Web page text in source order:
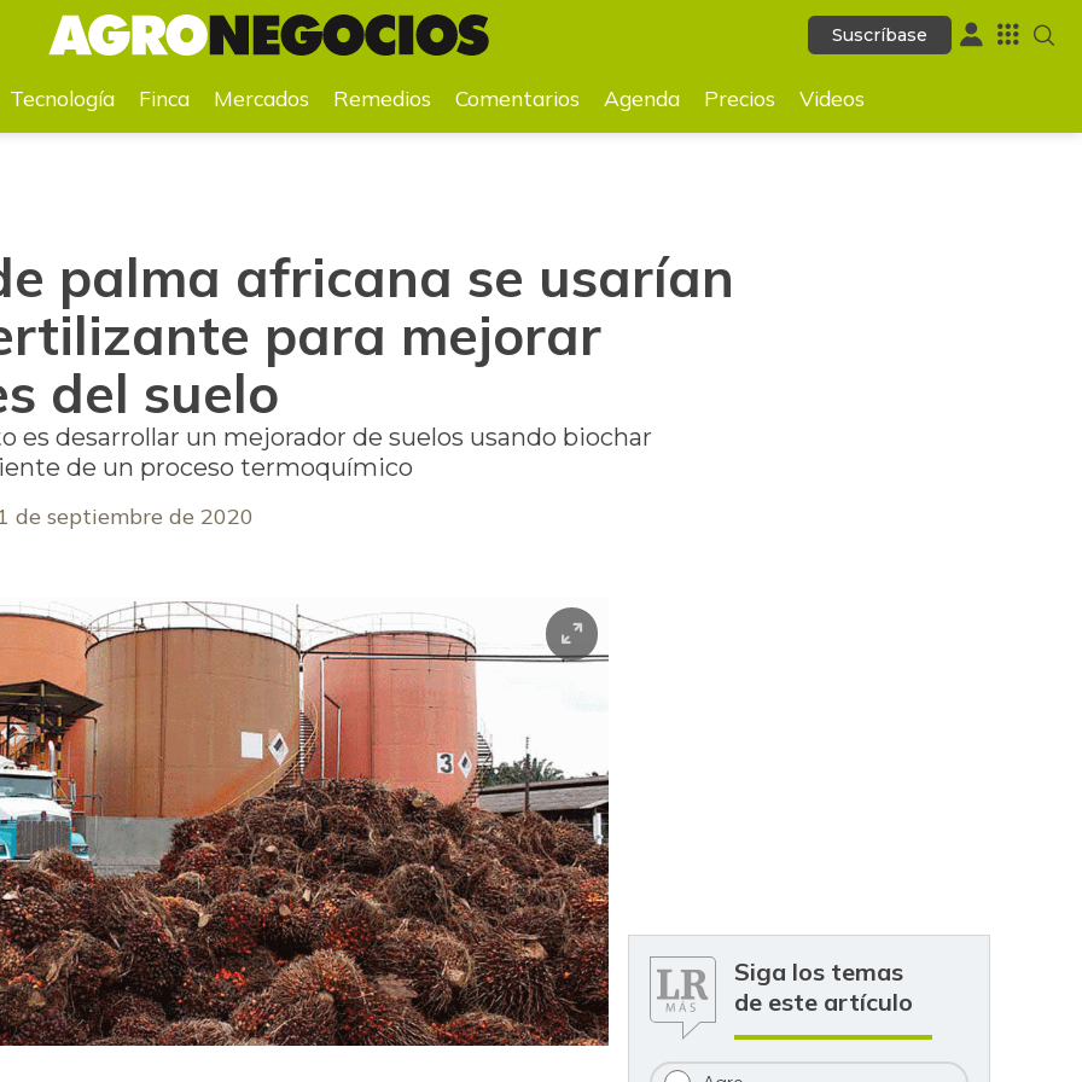
Suscríbase
para mejorar condiciones del suelo
Suscríbase
Tecnología Finca Mercados Remedios Comentarios Agenda Precios Videos
palma africana se usarían
para mejorar
del suelo
es desarrollar un mejorador de suelos usando biochar
de un proceso termoquímico
de septiembre de 2020
Siga los temas
de este artículo